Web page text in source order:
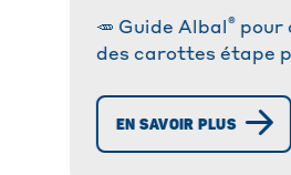
🥕 Guide Albal® pour
des carottes étape
conservation
Découvrez nos
EN SAVOIR PLUS